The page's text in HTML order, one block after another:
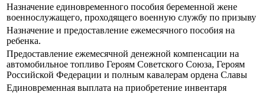
Назначение единовременного пособия беременной жене
военнослужащего, проходящего военную службу по призыву
Назначение и предоставление ежемесячного пособия на
ребенка.
Предоставление ежемесячной денежной компенсации на
автомобильное топливо Героям Советского Союза, Героям
Российской Федерации и полным кавалерам ордена Славы
Единовременная выплата на приобретение инвентаря